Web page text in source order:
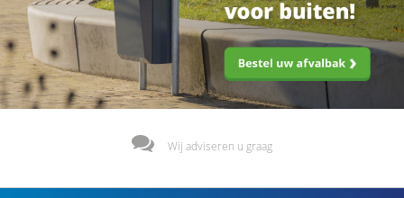
Wij adviseren u graag